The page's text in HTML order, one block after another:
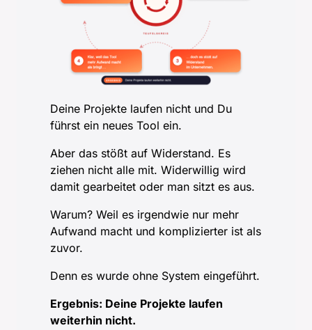
Deine Projekte laufen nicht und Du
führst ein neues Tool ein.
Aber das stößt auf Widerstand. Es
ziehen nicht alle mit. Widerwillig wird
damit gearbeitet oder man sitzt es aus.
Warum? Weil es irgendwie nur mehr
Aufwand macht und komplizierter ist als
zuvor.
Ergebnis: Deine Projekte laufen
weiterhin nicht.